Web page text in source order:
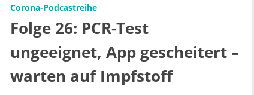
Corona-Podcastreihe
Folge 26: PCR-Test
ungeeignet, App gescheitert –
warten auf Impfstoff